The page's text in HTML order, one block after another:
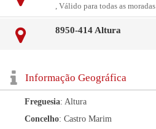
, Válido para todas as moradas
8950-414 Altura
Informação Geográfica
Freguesia: Altura
Concelho: Castro Marim